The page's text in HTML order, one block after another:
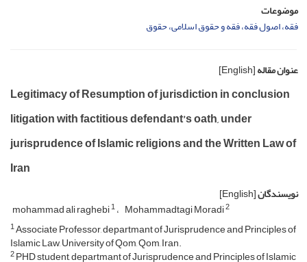
موضوعات
فقه، اصول فقه، فقه و حقوق اسلامی، حقوق
عنوان مقاله[English]
Legitimacy of Resumption of jurisdiction in conclusion
litigation with factitious defendant’s oath, under
jurisprudence of Islamic religions and the Written Law of
Iran
نویسندگان[English]
mohammad ali raghebi1 Mohammadtagi Moradi2
1Associate Professor, departmant of Jurisprudence and Principles of
Islamic Law, University of Qom, Qom, Iran.
2PHD student, departmant of Jurisprudence and Principles of Islamic